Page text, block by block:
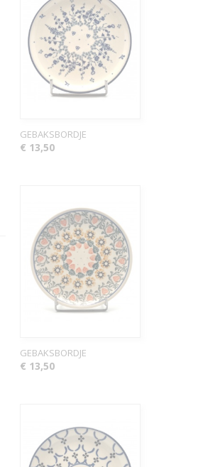
GEBAKSBORDJE
€ 13,50
GEBAKSBORDJE
€ 13,50